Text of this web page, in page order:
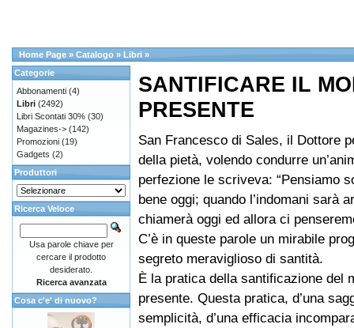
Home Page » Catalogo » Libri »
SANTIFICARE IL
PRESENTE
San Francesco di Sales, il Dottore
della pietà, volendo condurre
perfezione le scriveva: “Pensiamo
bene oggi; quando l’indomani sarà
chiamerà oggi ed allora ci
C’è in queste parole un mirabile
segreto meraviglioso di santità.
È la pratica della santificazione del
presente. Questa pratica, d’una
semplicità, d’una efficacia
Categorie
Abbonamenti (4)
Libri (2492)
Libri Scontati 30% (30)
Magazines-> (142)
Promozioni (19)
Gadgets (2)
Produttori
Ricerca Veloce
Usa parole chiave per
cercare il prodotto
desiderato.
Ricerca avanzata
Cosa c'e' di nuovo?